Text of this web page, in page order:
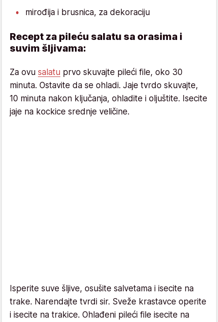
mirođija i brusnica, za dekoraciju
Recept za pileću salatu sa orasima i
suvim šljivama:
Za ovu salatu prvo skuvajte pileći file, oko 30
minuta. Ostavite da se ohladi. Jaje tvrdo skuvajte,
10 minuta nakon ključanja, ohladite i oljuštite. Isecite
jaje na kockice srednje veličine.
Isperite suve šljive, osušite salvetama i isecite na
trake. Narendajte tvrdi sir. Sveže krastavce operite
i isecite na trakice. Ohlađeni pileći file isecite na